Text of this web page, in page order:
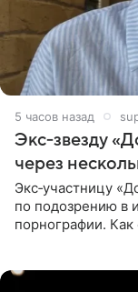
5 часов назад
Экс‑звезду
через
Экс‑участницу
по подозрению в
порнографии.